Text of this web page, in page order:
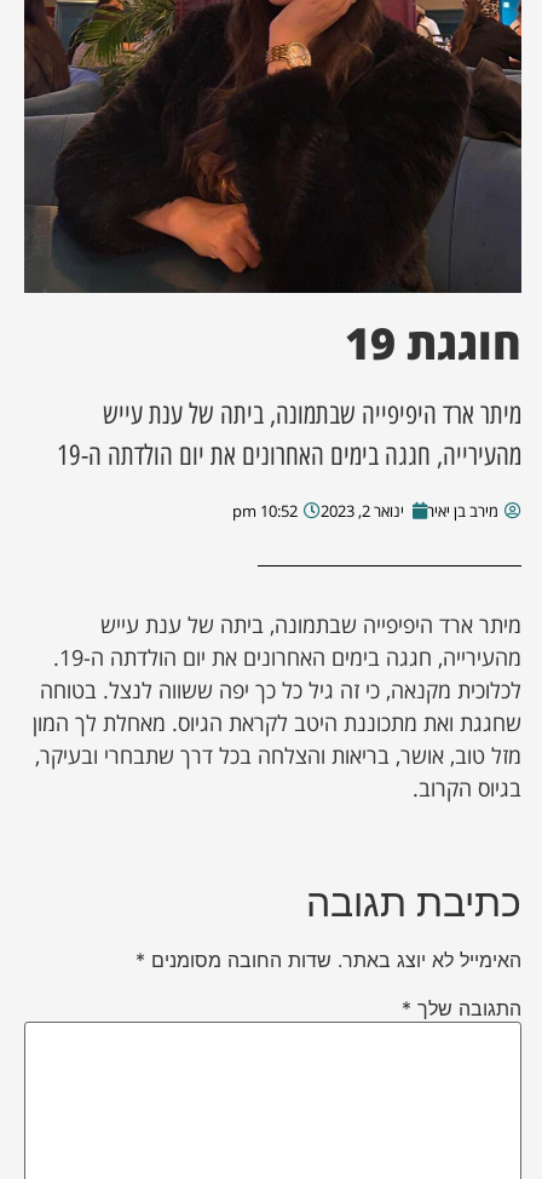
מסע מלחמה
השבוע
חוגגת 19
מיתר ארד היפיפייה שבתמונה, ביתה של ענת עייש
מהעירייה, חגגה בימים האחרונים את יום הולדתה ה-19
מירב בן יאיר ינואר 2, 2023 10:52 pm
מיתר ארד היפיפייה שבתמונה, ביתה של ענת עייש
מהעירייה, חגגה בימים האחרונים את יום הולדתה ה-19.
לכלוכית מקנאה, כי זה גיל כל כך יפה ששווה לנצל. בטוחה
שחגגת ואת מתכוננת היטב לקראת הגיוס. מאחלת לך המון
מזל טוב, אושר, בריאות והצלחה בכל דרך שתבחרי ובעיקר,
בגיוס הקרוב.
כתיבת תגובה
האימייל לא יוצג באתר. שדות החובה מסומנים *
התגובה שלך *